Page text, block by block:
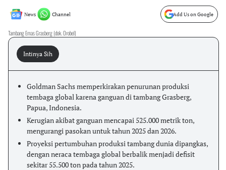
News Channel Add Us on Google
Tambang Emas Grasberg (dok. Orobel)
Intinya Sih
Goldman Sachs memperkirakan penurunan produksi
tembaga global karena ganguan di tambang Grasberg,
Papua, Indonesia.
Kerugian akibat ganguan mencapai 525.000 metrik ton,
mengurangi pasokan untuk tahun 2025 dan 2026.
Proyeksi pertumbuhan produksi tambang dunia dipangkas,
dengan neraca tembaga global berbalik menjadi defisit
sekitar 55.500 ton pada tahun 2025.